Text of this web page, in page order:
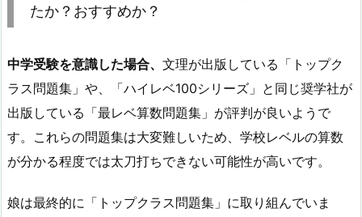
たか？おすすめか？
中学受験を意識した場合、 文理が出版している「トップク
ラス問題集」や、「ハイレベ100シリーズ」と同じ奨学社が
出版している「最レベ算数問題集」が評判が良いようで
す。これらの問題集は大変難しいため、学校レベルの算数
が分かる程度では太刀打ちできない可能性が高いです。
娘は最終的に「トップクラス問題集」に取り組んでいま